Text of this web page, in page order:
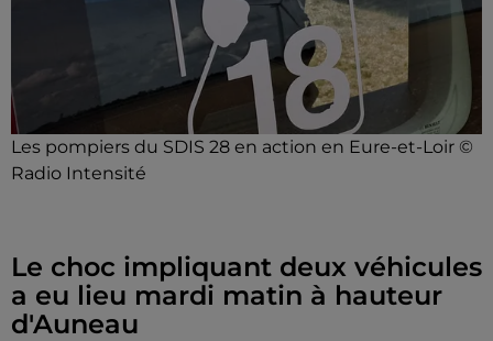
Les pompiers du SDIS 28 en action en Eure-et-Loir ©
Radio Intensité
Le choc impliquant deux véhicules
a eu lieu mardi matin à hauteur
d'Auneau